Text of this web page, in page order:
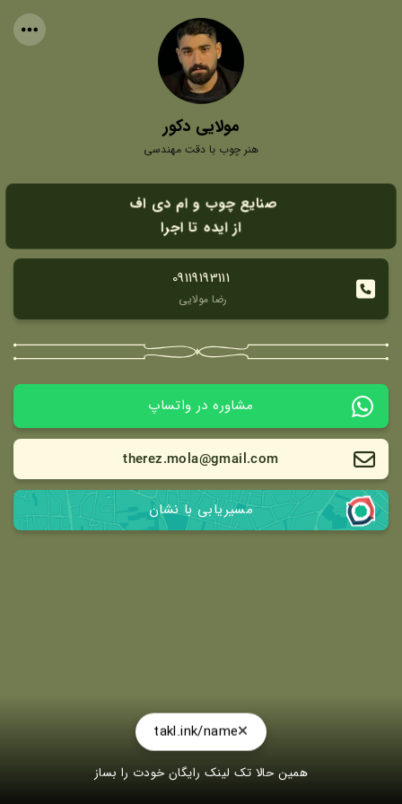
مولایی دکور
هنر چوب با دقت مهندسی
صنایع چوب و ام دی اف
از ایده تا اجرا
09119193111
رضا مولایی
مشاوره در واتساپ
therez.mola@gmail.com
مسیریابی با نشان
takl.ink/name
همین حالا تک لینک رایگان خودت را بساز